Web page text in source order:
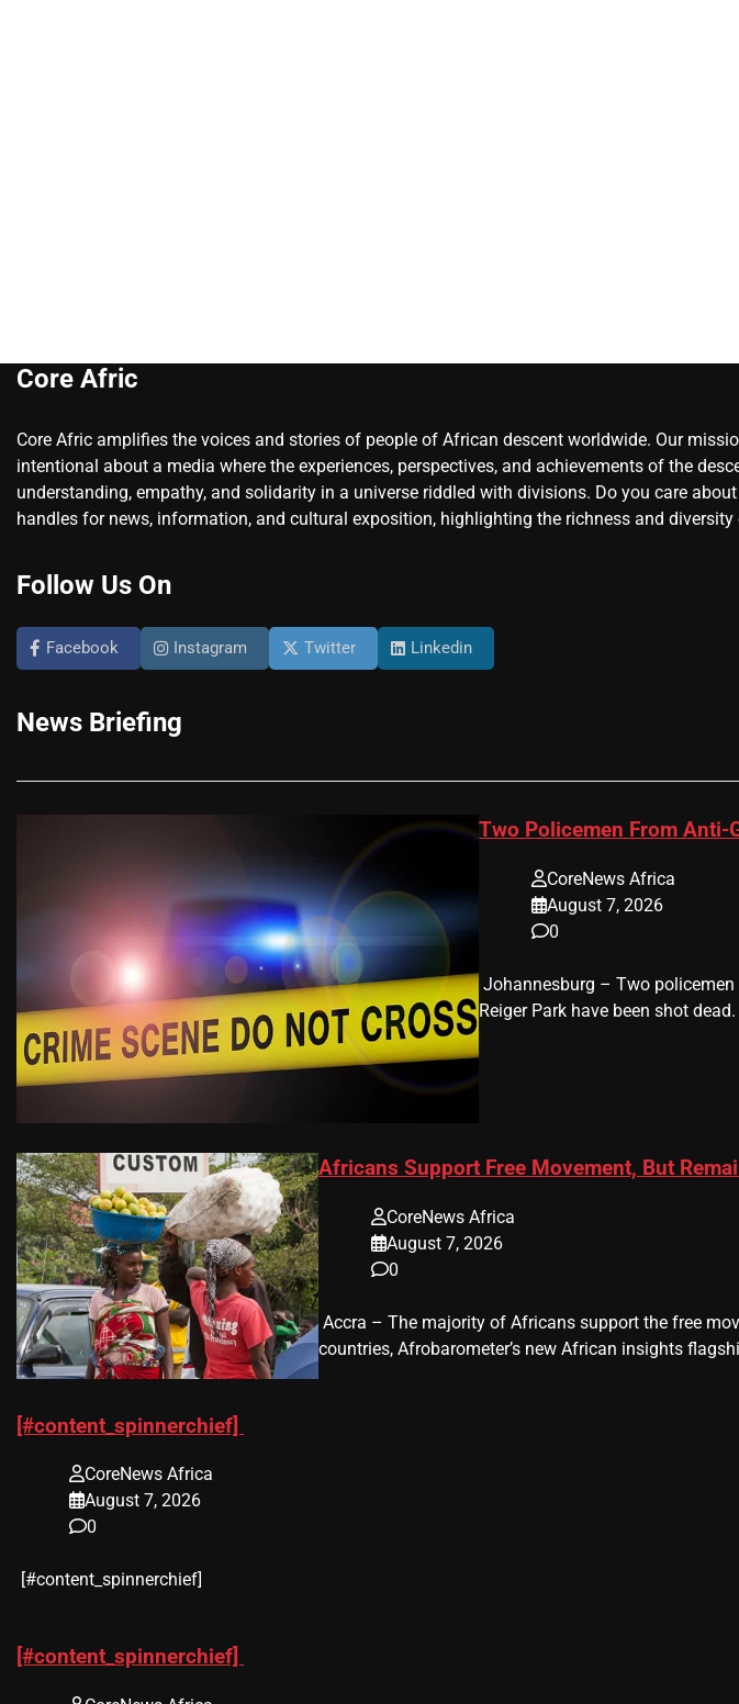
Core Afric
Core Afric amplifies the voices and stories of people of African descent worldwide. Our
intentional about a media where the experiences, perspectives, and achievements of the
understanding, empathy, and solidarity in a universe riddled with divisions. Do you care
handles for news, information, and cultural exposition, highlighting the richness and
Follow Us On
Facebook Instagram Twitter Linkedin
News Briefing
Two Policemen From Anti-
CoreNews Africa
August 7, 2026
0
Johannesburg – Two
Reiger Park have been shot
Africans Support Free Movement, But
CoreNews Africa
August 7, 2026
0
Accra – The majority of Africans support the free
countries, Afrobarometer’s new African insights
[#content_spinnerchief]
CoreNews Africa
August 7, 2026
0
​[#content_spinnerchief]
[#content_spinnerchief]